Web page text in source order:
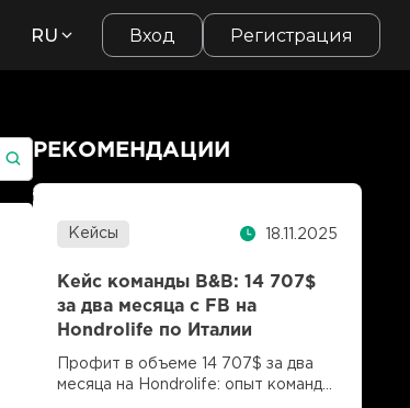
RU Вход Регистрация
РЕКОМЕНДАЦИИ
Кейсы 18.11.2025
Кейс команды B&B: 14 707$
за два месяца с FB на
Hondrolife по Италии
Профит в объеме 14 707$ за два
месяца на Hondrolife: опыт команды